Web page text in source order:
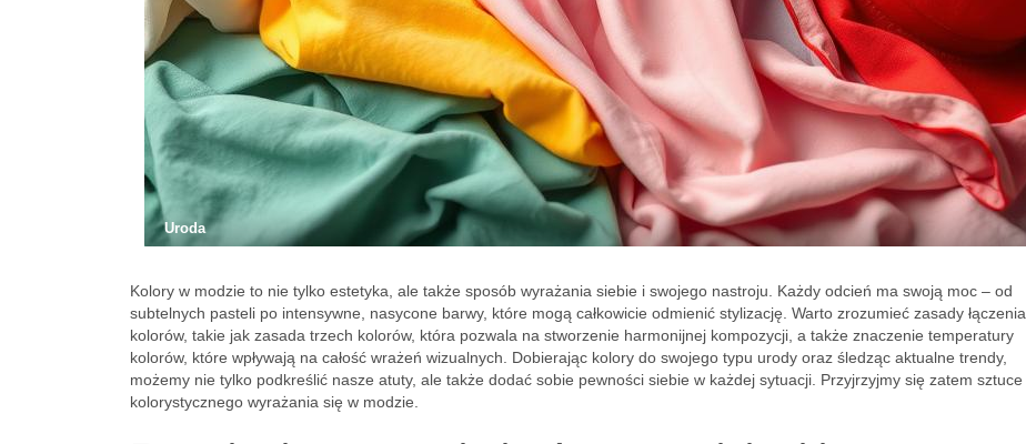
Uroda
Kolory w modzie to nie tylko estetyka, ale także sposób wyrażania siebie i swojego nastroju. Każdy odcień ma swoją moc – od
subtelnych pasteli po intensywne, nasycone barwy, które mogą całkowicie odmienić stylizację. Warto zrozumieć zasady łączenia
kolorów, takie jak zasada trzech kolorów, która pozwala na stworzenie harmonijnej kompozycji, a także znaczenie temperatury
kolorów, które wpływają na całość wrażeń wizualnych. Dobierając kolory do swojego typu urody oraz śledząc aktualne trendy,
możemy nie tylko podkreślić nasze atuty, ale także dodać sobie pewności siebie w każdej sytuacji. Przyjrzyjmy się zatem sztuce
kolorystycznego wyrażania się w modzie.